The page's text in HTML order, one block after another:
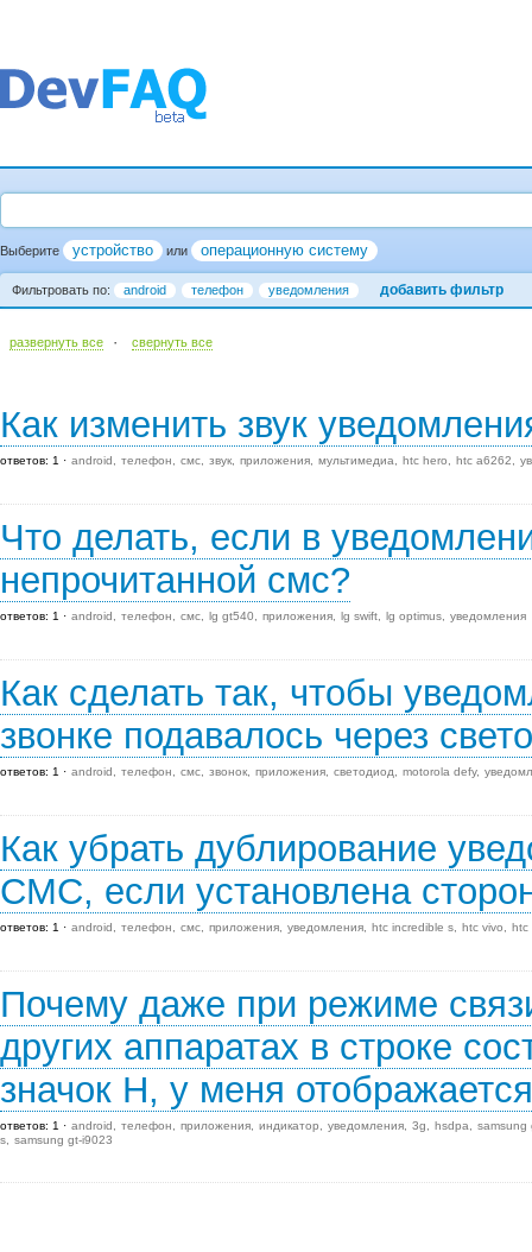
Выберите устройство или операционную систему
Фильтровать по: android телефон уведомления добавить фильтр
развернуть все · cвернуть все
Как изменить звук
ответов: 1 android телефон смс звук приложения мультимедиа htc hero htc a6262
Что делать, если в
непрочитанной смс?
ответов: 1 android телефон смс lg gt540 приложения lg swift lg optimus уведомления
Как сделать так, чтобы
звонке подавалось через
ответов: 1 android телефон смс звонок приложения светодиод motorola defy
Как убрать дублирование
СМС, если установлена
ответов: 1 android телефон смс приложения уведомления htc incredible s htc vivo htc
Почему даже при режиме
других аппаратах в строке
значок H, у меня
ответов: 1 android телефон приложения индикатор уведомления 3g hsdpa
samsung
s
samsung gt-i9023